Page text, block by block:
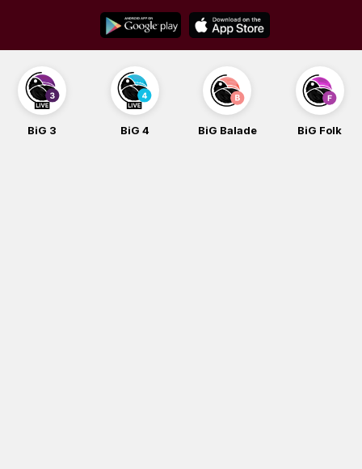
content
BiG 3 BiG 4 BiG Balade BiG Folk